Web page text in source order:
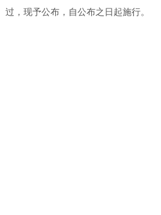
过，现予公布，自公布之日起施行。